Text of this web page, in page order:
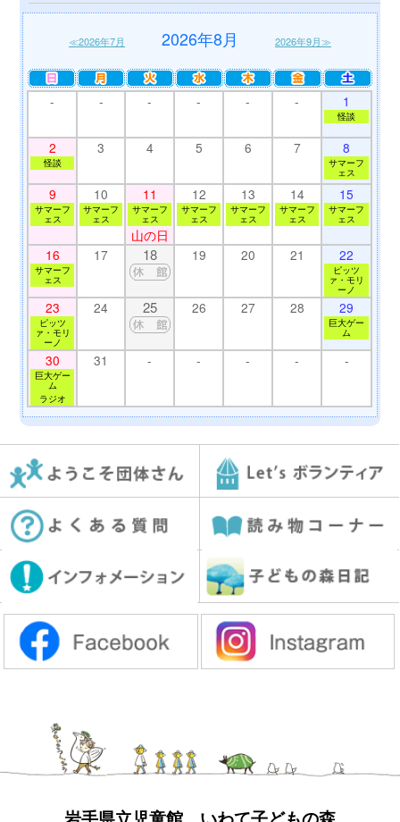
≪2026年7月 2026年8月 2026年9月≫
- - - - - - 1
怪談
2
怪談
3 4 5 6 7 8
サマーフ
ェス
9
サマーフ
ェス
10
サマーフ
ェス
11
サマーフ
ェス
山の日
12
サマーフ
ェス
13
サマーフ
ェス
14
サマーフ
ェス
15
サマーフ
ェス
16
サマーフ
ェス
17 18 19 20 21 22
ピッツ
ァ・モリ
ーノ
23
ピッツ
ァ・モリ
ーノ
24 25 26 27 28 29
巨大ゲー
ム
30
巨大ゲー
ム
ラジオ
31 - - - - -